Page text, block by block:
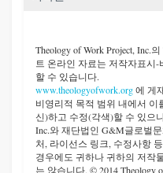
Theology of Work Project, Inc.의
트 온라인 자료는 저작자표시
할 수 있습니다.
www.theologyofwork.org에 게
비영리적 목적 범위 내에서
신)하고 수정(각색)할 수 있으
Inc.와 재단법인 G&M글로벌
처, 라이선스 링크, 수정사항
경우에도 귀하나 귀하의 저작
는 않습니다. © 2014 Theology